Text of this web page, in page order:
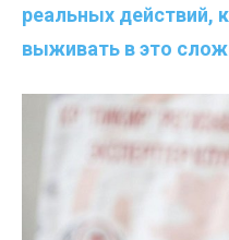
реальных действий,
выживать в это